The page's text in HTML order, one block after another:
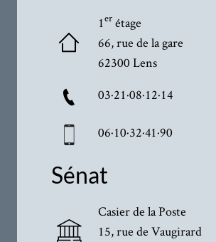
1erétage
66, rue de la gare
62300 Lens
03·21·08·12·14
06·10·32·41·90
Sénat
Casier de la Poste
15, rue de Vaugirard